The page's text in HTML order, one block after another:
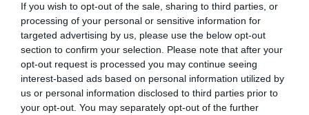
If you wish to opt-out of the sale, sharing to third parties, or
processing of your personal or sensitive information for
targeted advertising by us, please use the below opt-out
section to confirm your selection. Please note that after your
opt-out request is processed you may continue seeing
interest-based ads based on personal information utilized by
us or personal information disclosed to third parties prior to
your opt-out. You may separately opt-out of the further